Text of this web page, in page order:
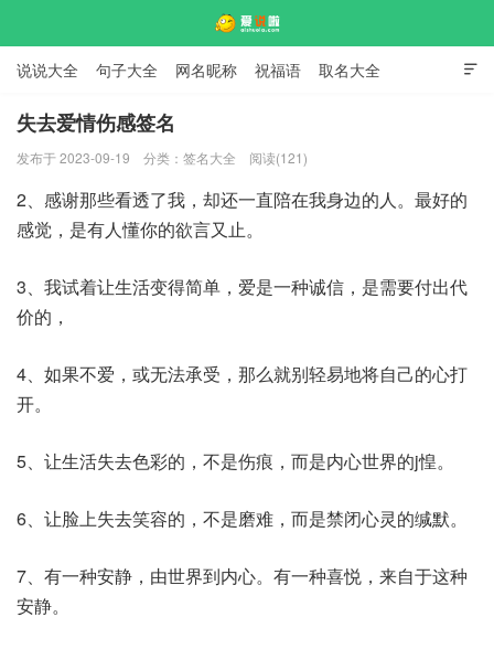

说说大全 句子大全 网名昵称 祝福语 取名大全
标语口号 签名大全
失去爱情伤感签名
发布于 2023-09-19 分类： 签名大全 阅读(121)
2、感谢那些看透了我，却还一直陪在我身边的人。最好的
感觉，是有人懂你的欲言又止。
3、我试着让生活变得简单，爱是一种诚信，是需要付出代
价的，
4、如果不爱，或无法承受，那么就别轻易地将自己的心打
开。
5、让生活失去色彩的，不是伤痕，而是内心世界的j惶。
6、让脸上失去笑容的，不是磨难，而是禁闭心灵的缄默。
7、有一种安静，由世界到内心。有一种喜悦，来自于这种
安静。